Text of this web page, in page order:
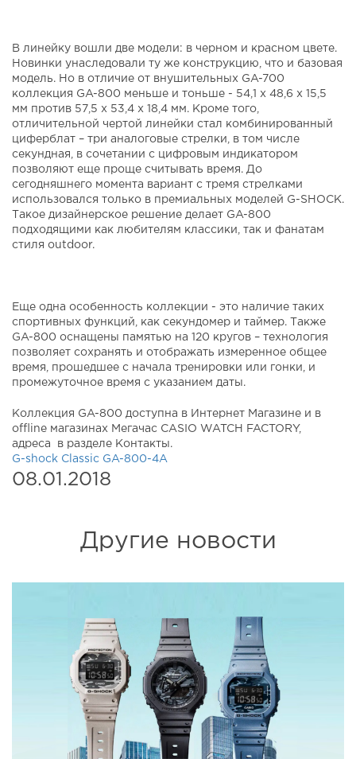
В линейку вошли две модели: в черном и красном цвете.
Новинки унаследовали ту же конструкцию, что и базовая
модель. Но в отличие от внушительных GA-700
коллекция GA-800 меньше и тоньше - 54,1 x 48,6 x 15,5
мм против 57,5 ​​x 53,4 x 18,4 мм. Кроме того,
отличительной чертой линейки стал комбинированный
циферблат – три аналоговые стрелки, в том числе
секундная, в сочетании с цифровым индикатором
позволяют еще проще считывать время. До
сегодняшнего момента вариант с тремя стрелками
использовался только в премиальных моделей G-SHOCK.
Такое дизайнерское решение делает GA-800
подходящими как любителям классики, так и фанатам
стиля outdoor.
Еще одна особенность коллекции - это наличие таких
спортивных функций, как секундомер и таймер. Также
GA-800 оснащены памятью на 120 кругов – технология
позволяет сохранять и отображать измеренное общее
время, прошедшее с начала тренировки или гонки, и
промежуточное время с указанием даты.
Коллекция GA-800 доступна в Интернет Магазине и в
offline магазинах Мегачас CASIO WATCH FACTORY,
адреса в разделе Контакты.
G-shock Classic GA-800-4A
08.01.2018
Другие новости